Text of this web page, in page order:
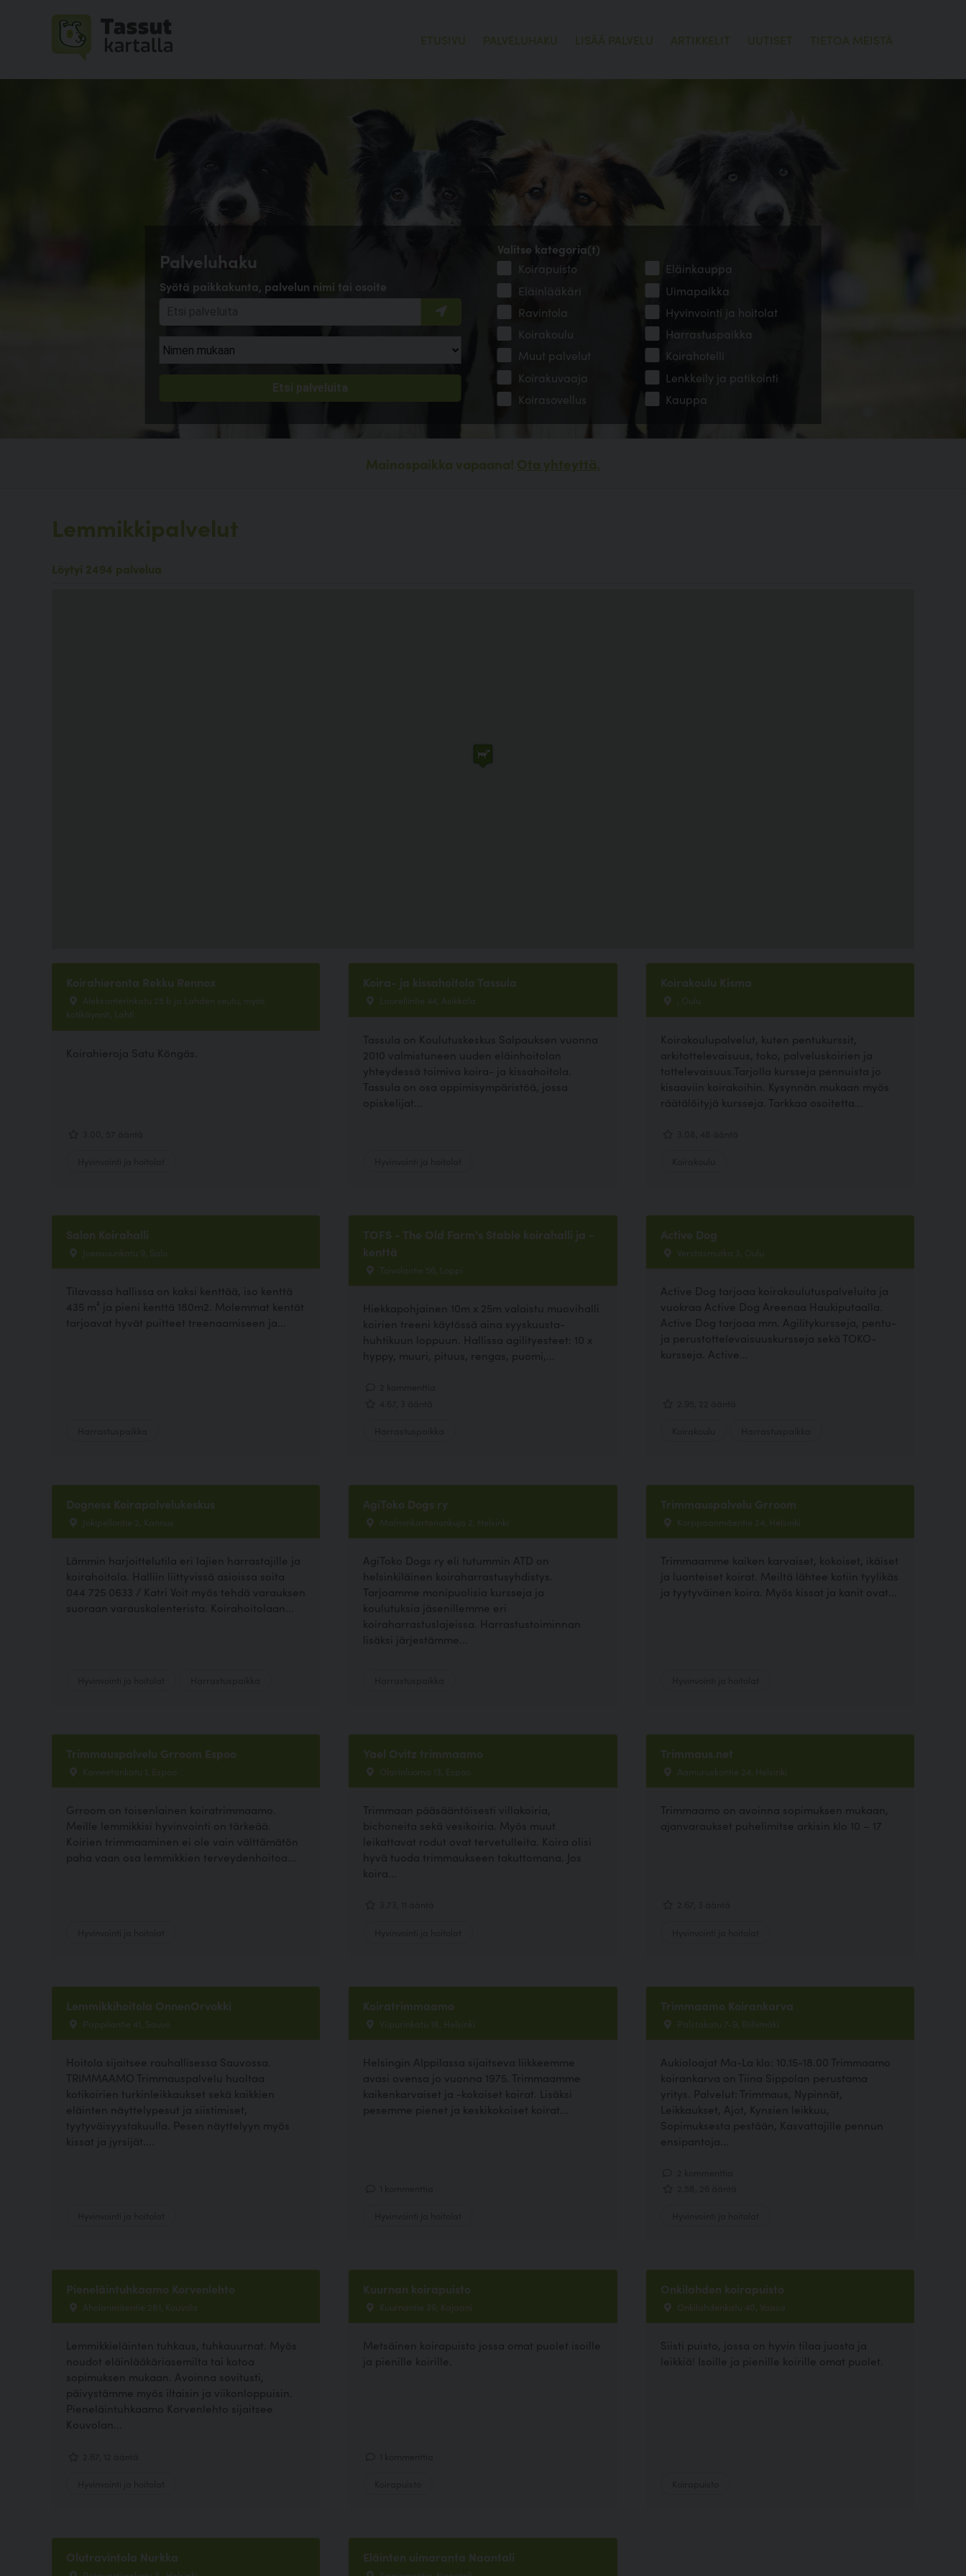
ETUSIVU PALVELUHAKU LISÄÄ PALVELU ARTIKKELIT UUTISET TIETOA MEISTÄ
Palveluhaku
Syötä paikkakunta, palvelun nimi tai osoite
Valitse kategoria(t)
Koirapuisto
Eläinkauppa
Eläinlääkäri
Uimapaikka
Ravintola
Hyvinvointi ja hoitolat
Koirakoulu
Harrastuspaikka
Muut palvelut
Koirahotelli
Koirakuvaaja
Lenkkeily ja patikointi
Koirasovellus
Kauppa
Mainospaikka vapaana! Ota yhteyttä.
Lemmikkipalvelut
Löytyi 2494 palvelua
Koirahieronta Rekku Rennox
Aleksanterinkatu 25 b ja Lahden seutu, myös
kotikäynnit, Lahti
Koirahieroja Satu Köngäs.
Koira- ja kissahoitola Tassula
Laurellintie 44, Asikkala
Tassula on Koulutuskeskus Salpauksen vuonna
2010 valmistuneen uuden eläinhoitolan
yhteydessä toimiva koira- ja kissahoitola.
Tassula on osa oppimisympäristöä, jossa
opiskelijat...
Koirakoulu Kisma
, Oulu
Koirakoulupalvelut, kuten pentukurssit,
arkitottelevaisuus, toko, palveluskoirien ja
tottelevaisuus.Tarjolla kursseja pennuista jo
kisaaviin koirakoihin. Kysynnän mukaan myös
räätälöityjä kursseja. Tarkkaa osoitetta...
Salon Koirahalli
Joensuunkatu 9, Salo
Tilavassa hallissa on kaksi kenttää, iso kenttä
435 m² ja pieni kenttä 180m2. Molemmat kentät
tarjoavat hyvät puitteet treenaamiseen ja...
TOFS - The Old Farm's Stable koirahalli ja -
kenttä
Toivolantie 56, Loppi
Hiekkapohjainen 10m x 25m valaistu muovihalli
koirien treeni käytössä aina syyskuusta-
huhtikuun loppuun. Hallissa agilityesteet: 10 x
hyppy, muuri, pituus, rengas, puomi,...
Active Dog
Verstasmutka 3, Oulu
Active Dog tarjoaa koirakoulutuspalveluita ja
vuokraa Active Dog Areenaa Haukiputaalla.
Active Dog tarjoaa mm. Agilitykursseja, pentu-
ja perustottelevaisuuskursseja sekä TOKO-
kursseja. Active...
Dogness Koirapalvelukeskus
Jokipellontie 2, Kannus
Lämmin harjoittelutila eri lajien harrastajille ja
koirahoitola. Halliin liittyvissä asioissa soita
044 725 0633 / Katri Voit myös tehdä varauksen
suoraan varauskalenterista. Koirahoitolaan...
AgiToko Dogs ry
Malminkartanonkuja 2, Helsinki
AgiToko Dogs ry eli tutummin ATD on
helsinkiläinen koiraharrastusyhdistys.
Tarjoamme monipuolisia kursseja ja
koulutuksia jäsenillemme eri
koiraharrastuslajeissa. Harrastustoiminnan
lisäksi järjestämme...
Trimmauspalvelu Grroom
Korppaanmäentie 24, Helsinki
Trimmaamme kaiken karvaiset, kokoiset, ikäiset
ja luonteiset koirat. Meiltä lähtee kotiin tyylikäs
ja tyytyväinen koira. Myös kissat ja kanit ovat...
Trimmauspalvelu Grroom Espoo
Komeetankatu 1, Espoo
Grroom on toisenlainen koiratrimmaamo.
Meille lemmikkisi hyvinvointi on tärkeää.
Koirien trimmaaminen ei ole vain välttämätön
paha vaan osa lemmikkien terveydenhoitoa...
Yael Ovitz trimmaamo
Olarinluoma 13, Espoo
Trimmaan pääsääntöisesti villakoiria,
bichoneita sekä vesikoiria. Myös muut
leikattavat rodut ovat tervetulleita. Koira olisi
hyvä tuoda trimmaukseen takuttomana. Jos
koira...
Trimmaus.net
Aamuruskontie 24, Helsinki
Trimmaamo on avoinna sopimuksen mukaan,
ajanvaraukset puhelimitse arkisin klo 10 – 17
Lemmikkihoitola OnnenOrvokki
Pappilantie 41, Sauvo
Hoitola sijaitsee rauhallisessa Sauvossa.
TRIMMAAMO Trimmauspalvelu huoltaa
kotikoirien turkinleikkaukset sekä kaikkien
eläinten näyttelypesut ja siistimiset,
tyytyväisyystakuulla. Pesen näyttelyyn myös
kissat ja jyrsijät....
Koiratrimmaamo
Viipurinkatu 18, Helsinki
Helsingin Alppilassa sijaitseva liikkeemme
avasi ovensa jo vuonna 1975. Trimmaamme
kaikenkarvaiset ja -kokoiset koirat. Lisäksi
pesemme pienet ja keskikokoiset koirat...
Trimmaamo Koirankarva
Palstakatu 7-9, Riihimäki
Aukioloajat Ma-La klo: 10.15-18.00 Trimmaamo
koirankarva on Tiina Sippolan perustama
yritys. Palvelut: Trimmaus, Nypinnät,
Leikkaukset, Ajot, Kynsien leikkuu,
Sopimuksesta pestään, Kasvattajille pennun
ensipantoja...
Pieneläintuhkaamo Korvenlehto
Aholanmäentie 281, Kouvola
Lemmikkieläinten tuhkaus, tuhkauurnat. Myös
noudot eläinlääkäriasemilta tai kotoa
sopimuksen mukaan. Avoinna sovitusti,
päivystämme myös iltaisin ja viikonloppuisin.
Pieneläintuhkaamo Korvenlehto sijaitsee
Kouvolan...
Kuurnan koirapuisto
Kuurnantie 39, Kajaani
Metsäinen koirapuisto jossa omat puolet isoille
ja pienille koirille.
Onkilahden koirapuisto
Onkilahdenkatu 40, Vaasa
Siisti puisto, jossa on hyvin tilaa juosta ja
leikkiä! Isoille ja pienille koirille omat puolet.
Olutravintola Nurkka Eläinten uimaranta Naantali